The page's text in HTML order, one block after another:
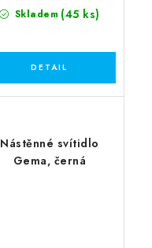
Skladem (45 ks)
Nástěnné svítidlo
Gema, černá